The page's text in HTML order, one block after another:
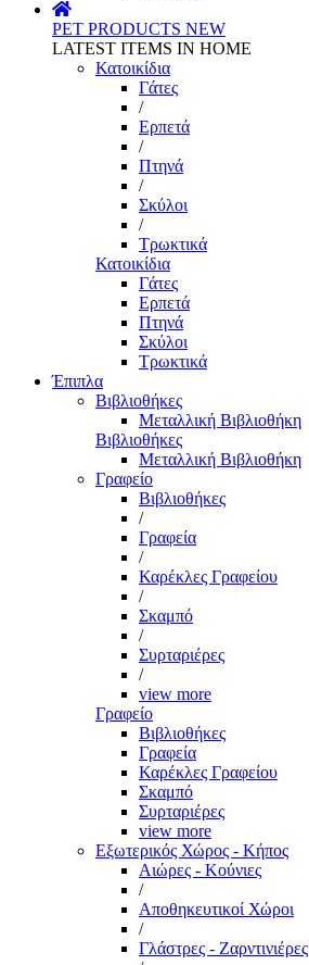
PET PRODUCTS NEW
LATEST ITEMS IN HOME
Κατοικίδια
Γάτες
/
Ερπετά
/
Πτηνά
/
Σκύλοι
/
Τρωκτικά
Κατοικίδια
Γάτες
Ερπετά
Πτηνά
Σκύλοι
Τρωκτικά
Έπιπλα
Βιβλιοθήκες
Μεταλλική Βιβλιοθήκη
Βιβλιοθήκες
Μεταλλική Βιβλιοθήκη
Γραφείο
Βιβλιοθήκες
/
Γραφεία
/
Καρέκλες Γραφείου
/
Σκαμπό
/
Συρταριέρες
/
view more
Γραφείο
Βιβλιοθήκες
Γραφεία
Καρέκλες Γραφείου
Σκαμπό
Συρταριέρες
view more
Εξωτερικός Χώρος - Κήπος
Αιώρες - Κούνιες
/
Αποθηκευτικοί Χώροι
/
Γλάστρες - Ζαρντινιέρες